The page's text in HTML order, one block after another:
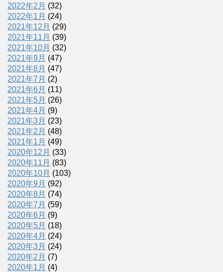
2022年2月 (32)
2022年1月 (24)
2021年12月 (29)
2021年11月 (39)
2021年10月 (32)
2021年9月 (47)
2021年8月 (47)
2021年7月 (2)
2021年6月 (11)
2021年5月 (26)
2021年4月 (9)
2021年3月 (23)
2021年2月 (48)
2021年1月 (49)
2020年12月 (33)
2020年11月 (83)
2020年10月 (103)
2020年9月 (92)
2020年8月 (74)
2020年7月 (59)
2020年6月 (9)
2020年5月 (18)
2020年4月 (24)
2020年3月 (24)
2020年2月 (7)
2020年1月 (4)